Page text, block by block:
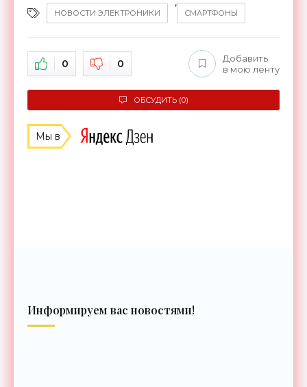
НОВОСТИ ЭЛЕКТРОНИКИ СМАРТФОНЫ
0 0
Добавить
в мою ленту
ОБСУДИТЬ (0)
Мы в
Информируем вас новостями!